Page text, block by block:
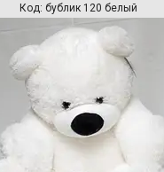
бублик 120 белый